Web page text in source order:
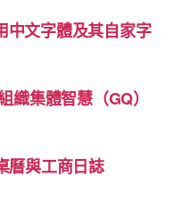
中文字體及其自家字
織集體智慧（GQ）
曆與工商日誌